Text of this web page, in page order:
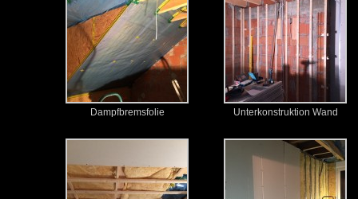
Dampfbremsfolie Unterkonstruktion Wand